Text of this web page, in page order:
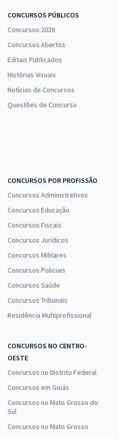
CONCURSOS PÚBLICOS
Concursos 2026
Concursos Abertos
Editais Publicados
Histórias Visuais
Notícias de Concursos
Questões de Concurso
CONCURSOS POR PROFISSÃO
Concursos Administrativos
Concursos Educação
Concursos Fiscais
Concursos Jurídicos
Concursos Militares
Concursos Policiais
Concursos Saúde
Concursos Tribunais
Residência Multiprofissional
CONCURSOS NO CENTRO-
OESTE
Concursos no Distrito Federal
Concursos em Goiás
Concursos no Mato Grosso do
Sul
Concursos no Mato Grosso